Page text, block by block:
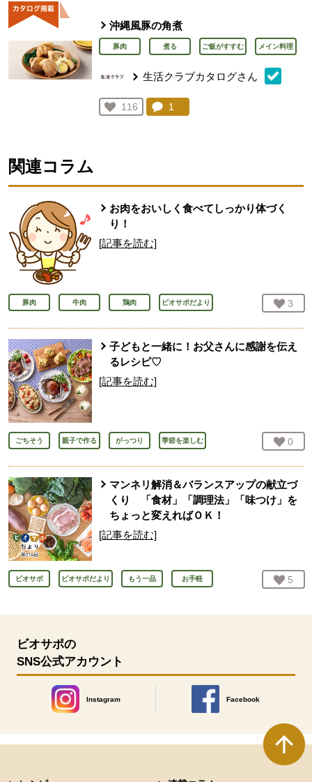
沖縄風豚の角煮
豚肉 煮る ご飯がすすむ メイン料理
生活クラブカタログさん
お気に入り登録：
116
人が登録
コメント：
1
関連コラム
お肉をおいしく食べてしっかり体づく
り！
[記事を読む]
豚肉 牛肉 鶏肉 ビオサポだより お気
3
子どもと一緒に！お父さんに感謝を伝え
るレシピ♡
[記事を読む]
ごちそう 親子で作る がっつり 季節を楽しむ お気
0
マンネリ解消＆バランスアップの献立づ
くり 「食材」「調理法」「味つけ」を
ちょっと変えればＯＫ！
[記事を読む]
ビオサポ ビオサポだより もう一品 お手軽 お気
5
ビオサポの
SNS公式アカウント
Instagram
別のウィンドウで開きます。
Facebook
別のウィンドウで開きます